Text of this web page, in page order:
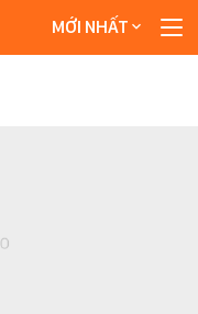
MỚI NHẤT